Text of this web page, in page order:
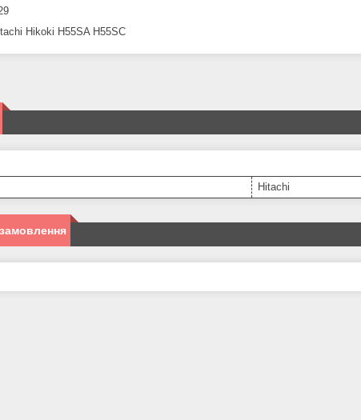
Hikoki H55SA H55SC
Hitachi